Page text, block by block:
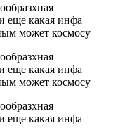
еще какая инфа
может космосу
еще какая инфа
может космосу
еще какая инфа